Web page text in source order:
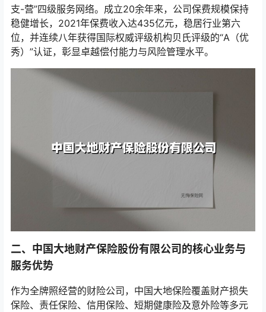
支-营”四级服务网络。成立20余年来，公司保费规模保持
稳健增长，2021年保费收入达435亿元，稳居行业第六
位，并连续八年获得国际权威评级机构贝氏评级的“A（优
秀）”认证，彰显卓越偿付能力与风险管理水平。
二、中国大地财产保险股份有限公司的核心业务与
服务优势
作为全牌照经营的财险公司，中国大地保险覆盖财产损失
保险、责任保险、信用保险、短期健康险及意外险等多元